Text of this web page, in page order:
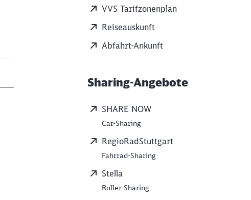
VVS Tarifzonenplan
Reiseauskunft
Abfahrt-Ankunft
Sharing-Angebote
SHARE NOW
Car-Sharing
RegioRadStuttgart
Fahrrad-Sharing
Stella
Roller-Sharing